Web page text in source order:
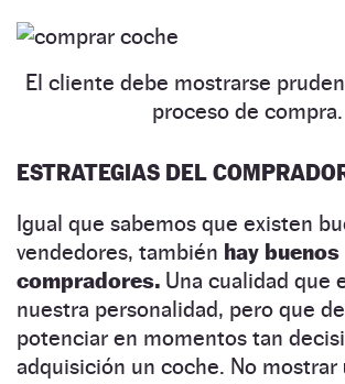
El cliente debe mostrarse
proceso de compra.
ESTRATEGIAS DEL
Igual que sabemos que existen
vendedores, también hay buenos
compradores. Una cualidad que
nuestra personalidad, pero que
potenciar en momentos tan
adquisición un coche. No mostrar